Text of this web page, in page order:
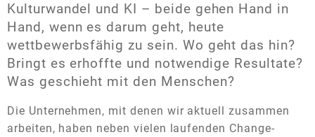
Kulturwandel und KI – beide gehen Hand in
Hand, wenn es darum geht, heute
wettbewerbsfähig zu sein. Wo geht das hin?
Bringt es erhoffte und notwendige Resultate?
Was geschieht mit den Menschen?
Die Unternehmen, mit denen wir aktuell zusammen
arbeiten, haben neben vielen laufenden Change-